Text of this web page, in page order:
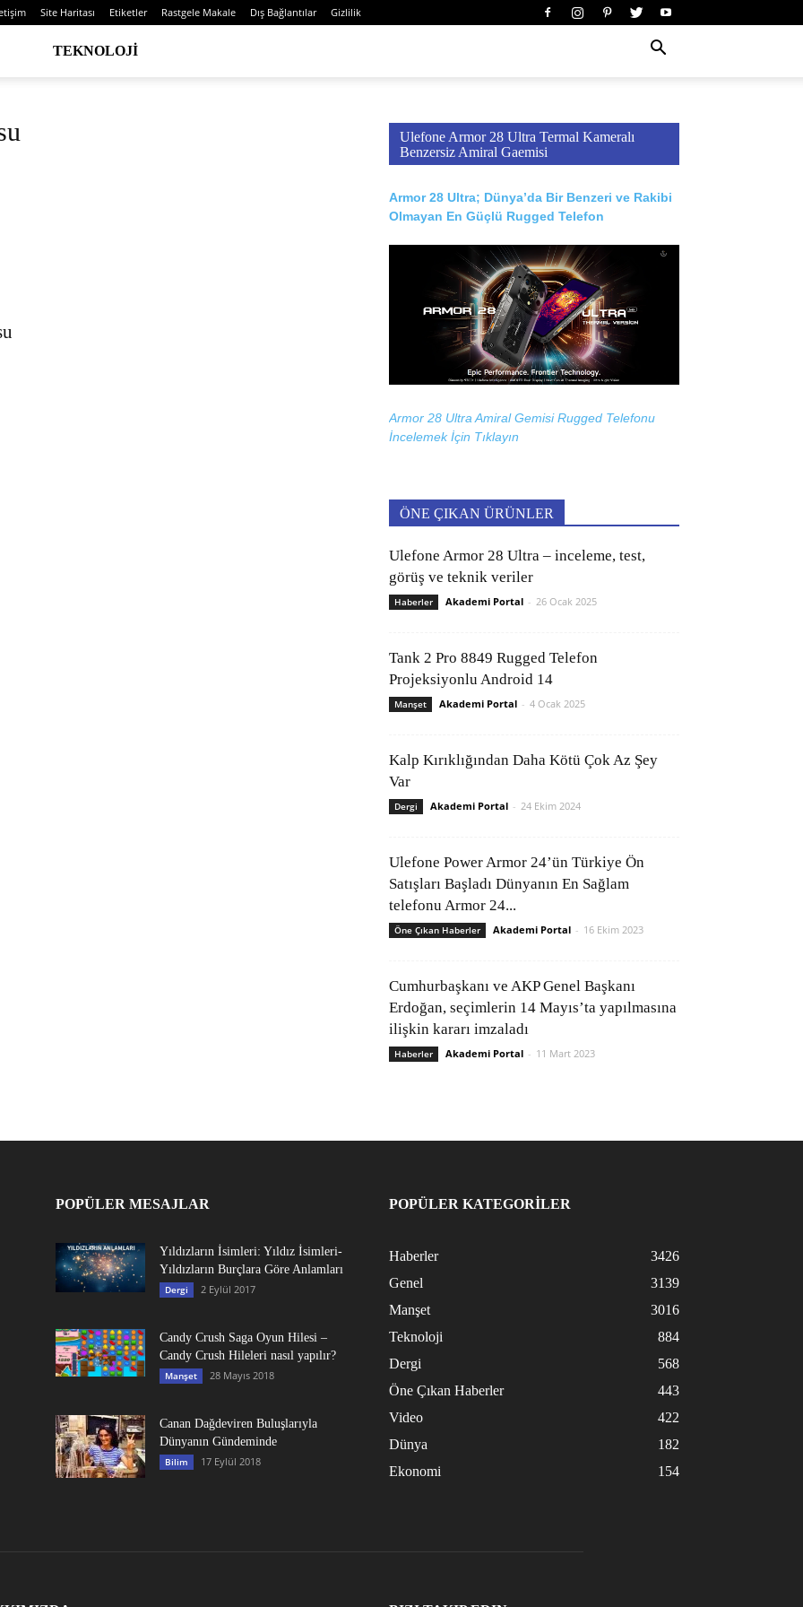
Site Haritası Etiketler Rastgele Makale Dış Bağlantılar Gizlilik
TEKNOLOJI
Ulefone Armor 28 Ultra Termal Kameralı
Benzersiz Amiral Gaemisi
Armor 28 Ultra; Dünya’da Bir Benzeri ve Rakibi
Olmayan En Güçlü Rugged Telefon
Armor 28 Ultra Amiral Gemisi Rugged Telefonu
İncelemek İçin Tıklayın
ÖNE ÇIKAN ÜRÜNLER
Ulefone Armor 28 Ultra – inceleme, test,
görüş ve teknik veriler
Haberler Akademi Portal - 26 Ocak 2025
Tank 2 Pro 8849 Rugged Telefon
Projeksiyonlu Android 14
Manşet Akademi Portal - 4 Ocak 2025
Kalp Kırıklığından Daha Kötü Çok Az Şey
Var
Dergi Akademi Portal - 24 Ekim 2024
Ulefone Power Armor 24’ün Türkiye Ön
Satışları Başladı Dünyanın En Sağlam
telefonu Armor 24...
Öne Çıkan Haberler Akademi Portal - 16 Ekim 2023
Cumhurbaşkanı ve AKP Genel Başkanı
Erdoğan, seçimlerin 14 Mayıs’ta yapılmasına
ilişkin kararı imzaladı
Haberler Akademi Portal - 11 Mart 2023
POPÜLER MESAJLAR
Yıldızların İsimleri: Yıldız İsimleri-
Yıldızların Burçlara Göre Anlamları
Dergi 2 Eylül 2017
Candy Crush Saga Oyun Hilesi –
Candy Crush Hileleri nasıl yapılır?
Manşet 28 Mayıs 2018
Canan Dağdeviren Buluşlarıyla
Dünyanın Gündeminde
Bilim 17 Eylül 2018
POPÜLER KATEGORİLER
Haberler
3426
Genel
3139
Manşet
3016
Teknoloji
884
Dergi
568
Öne Çıkan Haberler
443
Video
422
Dünya
182
Ekonomi
154